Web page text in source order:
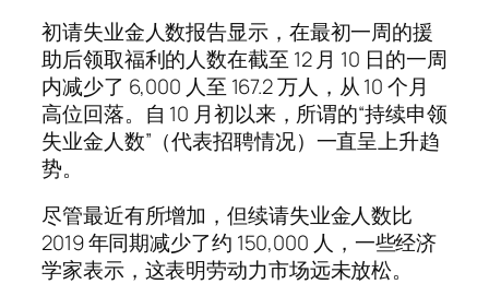
初请失业金人数报告显示，在最初一周的援
助后领取福利的人数在截至 12 月 10 日的一周
内减少了 6,000 人至 167.2 万人，从 10 个月
高位回落。自 10 月初以来，所谓的“持续申领
失业金人数”（代表招聘情况）一直呈上升趋
势。
尽管最近有所增加，但续请失业金人数比
2019 年同期减少了约 150,000 人，一些经济
学家表示，这表明劳动力市场远未放松。